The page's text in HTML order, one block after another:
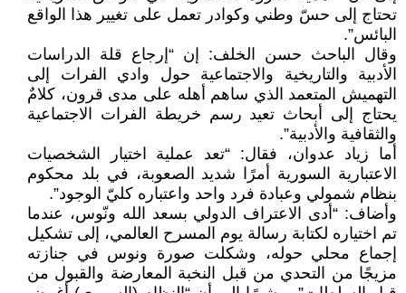
تحتاج إلى حسّ وطني وكوادر تعمل على تغيير هذا الواقع
البائس”.
وقال الباحث حسن الخلف: إن “إرجاع قلة الدراسات
الأدبية والتاريخية والاجتماعية حول وادي الفرات إلى
التهميش المتعمد الذي ساهم أهله على مدى قرون، كلامٌ
يحتاج إلى أبحاث تعيد رسم خريطة الفرات الاجتماعية
والثقافية والأدبية”.
أما زياد عدوان، فقال: “تعد عملية اختيار الشخصيات
الاعتبارية السورية أمرًا شديد الصعوبة، في بلد محكوم
بنظام شمولي وعبادة فرد واحد واعتباره كليّ الوجود”.
وأضاف: “أدى الاعتراف الدولي بسعد الله ونّوس، عندما
تم اختياره لكتابة رسالة يوم المسرح العالمي، إلى تشكيل
إجماع محلي حوله، وشكلت صورة ونوس في جنازته
مزيجًا من التحدي من قبل النخبة المعارضة والقبول من